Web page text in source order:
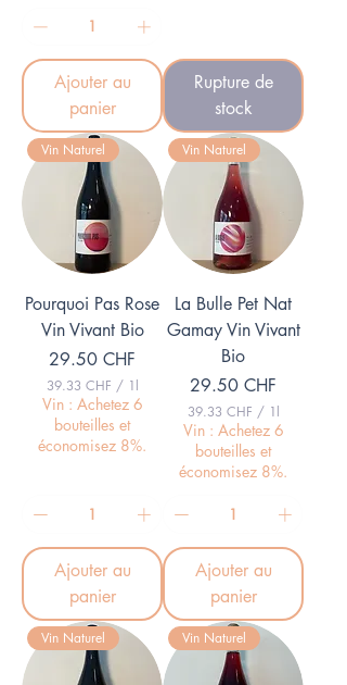
H
p
a
r
1
L
i
r
e
Ajouter au
panier
Rupture de
stock
Vin Naturel
Pourquoi Pas Rose
Vin Vivant Bio
Prix
29.50 CHF
39.33 CHF / 1l
3
9
.
3
H
p
a
r
1
i
t
r
e
Vin : Achetez 6
bouteilles et
économisez 8%.
Ajouter au
panier
Vin Naturel
La Bulle Pet Nat
Gamay Vin Vivant
Bio
Prix
29.50 CHF
39.33 CHF / 1l
3
9
.
3
C
p
a
r
1
L
i
t
Vin : Achetez 6
bouteilles et
économisez 8%.
Ajouter au
panier
Vin Naturel Vin Naturel